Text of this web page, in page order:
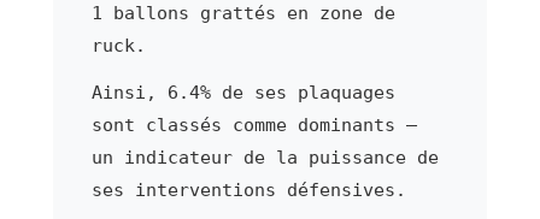
1 ballons grattés en zone de
ruck.
Ainsi, 6.4% de ses plaquages
sont classés comme dominants —
un indicateur de la puissance de
ses interventions défensives.